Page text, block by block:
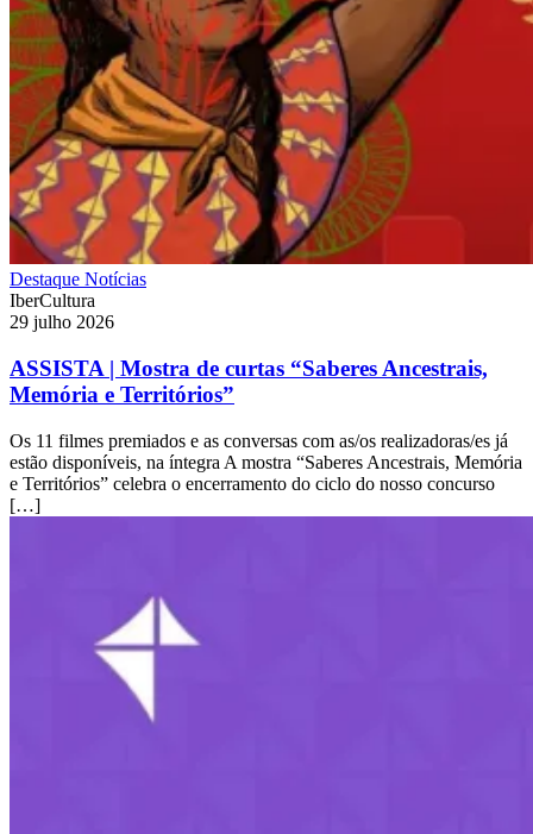
Destaque Notícias
IberCultura
29 julho 2026
ASSISTA | Mostra de curtas “Saberes Ancestrais,
Memória e Territórios”
Os 11 filmes premiados e as conversas com as/os realizadoras/es já
estão disponíveis, na íntegra A mostra “Saberes Ancestrais, Memória
e Territórios” celebra o encerramento do ciclo do nosso concurso
[…]